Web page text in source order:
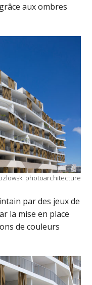
aux ombres
photoarchitecture
par des jeux de
la mise en place
de couleurs